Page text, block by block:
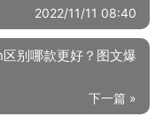
2022/11/11 08:40
别哪款更好？图文爆
下一篇 »